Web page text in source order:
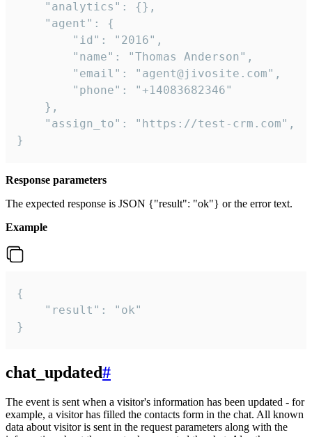
    "analytics": {},
    "agent": {
        "id": "2016",
        "name": "Thomas Anderson",
        "email": "agent@jivosite.com",
        "phone": "+14083682346"
    },
    "assign_to": "https://test-crm.com",
}
Response parameters
The expected response is JSON {"result": "ok"} or the error text.
Example
{
    "result": "ok"
}
chat_updated#
The event is sent when a visitor's information has been updated - for
example, a visitor has filled the contacts form in the chat. All known
data about visitor is sent in the request parameters along with the